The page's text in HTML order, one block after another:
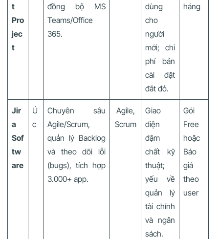
t
Pro
jec
t
đồng bộ MS
Teams/Office
365.
dùng
cho
người
mới; chi
phí bản
cài đặt
đắt đỏ.
háng
Jir
a
Sof
tw
are
Ú
c
Chuyên sâu
Agile/Scrum,
quản lý Backlog
và theo dõi lỗi
(bugs), tích hợp
3.000+ app.
Agile,
Scrum
Giao
diện
đậm
chất kỹ
thuật;
yếu về
quản lý
tài chính
và ngân
sách.
Gói
Free
hoặc
Báo
giá
theo
user